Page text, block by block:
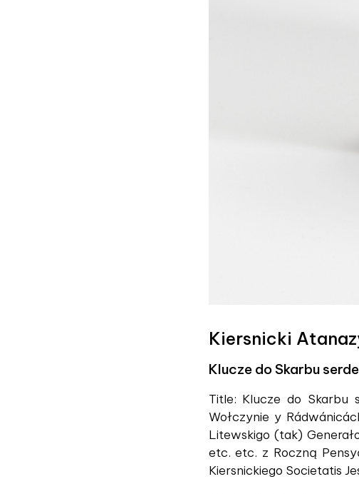
Kiersnicki
Klucze do Skarbu
Title: Klucze do Skarbu
Wołczynie y
Litewskigo (tak)
etc. etc. z Roczną
Kiersnickiego Societatis